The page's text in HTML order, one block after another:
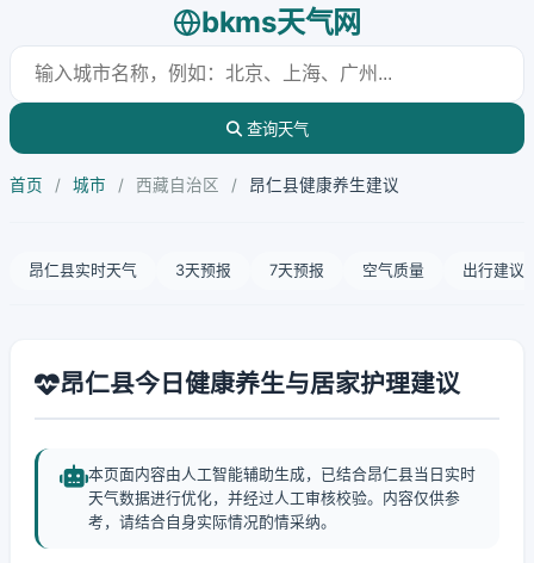
bkms天气网
查询天气
首页 / 城市 / 西藏自治区 / 昂仁县健康养生建议
昂仁县实时天气 3天预报 7天预报 空气质量 出行建议
昂仁县今日健康养生与居家护理建议
本页面内容由人工智能辅助生成，已结合昂仁县当日实时
天气数据进行优化，并经过人工审核校验。内容仅供参
考，请结合自身实际情况酌情采纳。